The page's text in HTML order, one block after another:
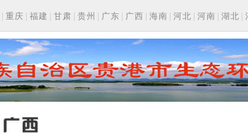
重庆 福建 甘肃 贵州 广东 广西 海南 河北 河南 湖北